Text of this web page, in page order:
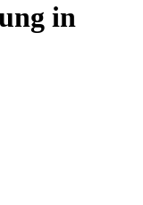
in